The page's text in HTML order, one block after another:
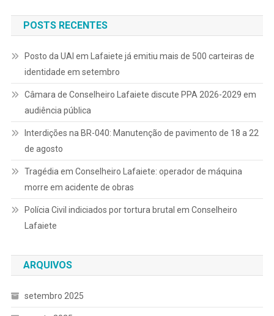
POSTS RECENTES
Posto da UAI em Lafaiete já emitiu mais de 500 carteiras de
identidade em setembro
Câmara de Conselheiro Lafaiete discute PPA 2026-2029 em
audiência pública
Interdições na BR-040: Manutenção de pavimento de 18 a 22
de agosto
Tragédia em Conselheiro Lafaiete: operador de máquina
morre em acidente de obras
Polícia Civil indiciados por tortura brutal em Conselheiro
Lafaiete
ARQUIVOS
setembro 2025